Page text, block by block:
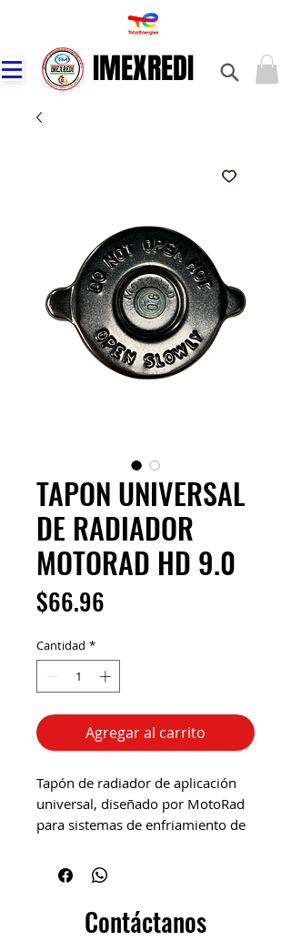
IMEXREDI
IMEXREDI
TAPON UNIVERSAL
DE RADIADOR
MOTORAD HD 9.0
$66.96
Cantidad *
Agregar al carrito
Tapón de radiador de aplicación
universal, diseñado por MotoRad
para sistemas de enfriamiento de
sello confiable y mantiene la
presión adecuada dentro del
circuito, optimizando la
transferencia de calor y evitando
Contáctanos